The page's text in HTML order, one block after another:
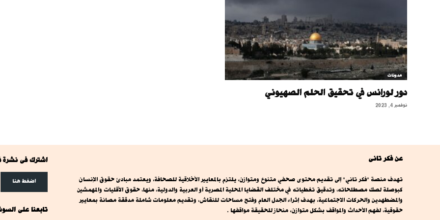
مدونات
دور لورانس في تحقيق الحلم الصهيوني
نوفمبر 4, 2023
عن فكر تانى
تهدف منصة "فكر تاني" إلى تقديم محتوى صحفي متنوع ومتوازن، يلتزم بالمعايير الأخلاقية للصحافة، ويعتمد مبادئ حقوق الإنسان
كبوصلة لصك مصطلحاته، وتدقيق تغطياته في مختلف القضايا المحلية المصرية أو العربية والدولية، منها، حقوق الأقليات والمهمشين
والمضطهدين والحركات الاجتماعية، بهدف إثراء الجدل العام وفتح مساحات للنقاش، وتقديم معلومات شاملة مدققة مصانة بمعايير
حقوقية، لفهم الأحداث والمواقف بشكل متوازن، منحاز للحقيقة مواقفها .
اشترك فى نشرة
اضغط هنا
تابعنا على